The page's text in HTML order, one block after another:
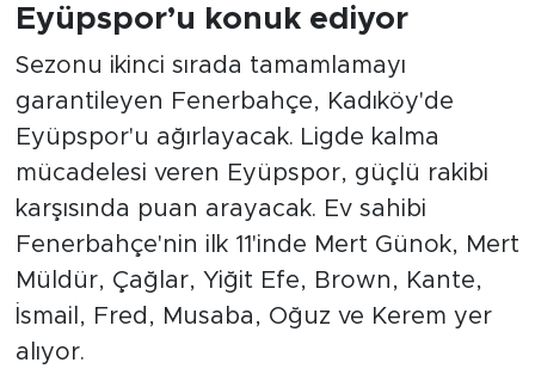
Eyüpspor’u konuk ediyor
Sezonu ikinci sırada tamamlamayı
garantileyen Fenerbahçe, Kadıköy'de
Eyüpspor'u ağırlayacak. Ligde kalma
mücadelesi veren Eyüpspor, güçlü rakibi
karşısında puan arayacak. Ev sahibi
Fenerbahçe'nin ilk 11'inde Mert Günok, Mert
Müldür, Çağlar, Yiğit Efe, Brown, Kante,
İsmail, Fred, Musaba, Oğuz ve Kerem yer
alıyor.